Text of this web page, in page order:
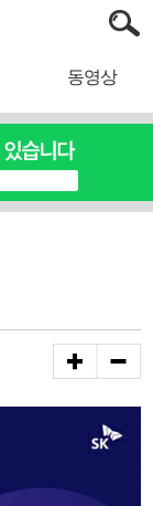
동영상